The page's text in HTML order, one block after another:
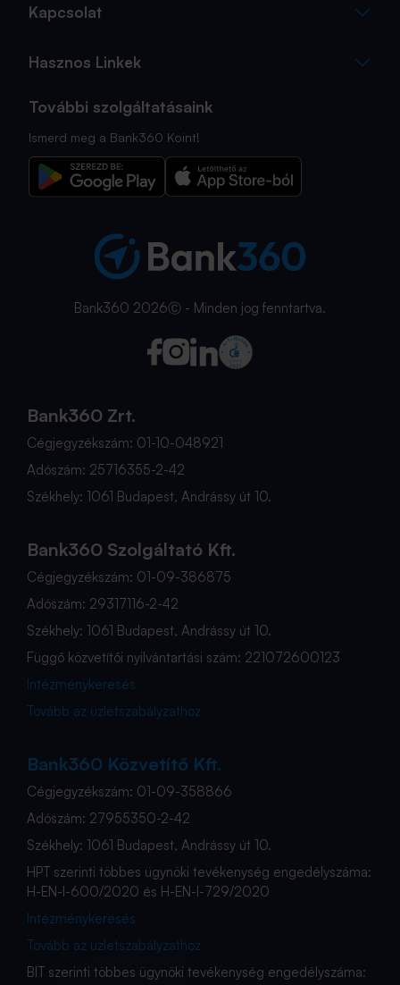
Kapcsolat
Hasznos Linkek
További szolgáltatásaink
Ismerd meg a Bank360 Koint!
Bank360 2026Ⓒ - Minden jog fenntartva.
Bank360 Zrt.
Cégjegyzékszám: 01-10-048921
Adószám: 25716355-2-42
Székhely: 1061 Budapest, Andrássy út 10.
Bank360 Szolgáltató Kft.
Cégjegyzékszám: 01-09-386875
Adószám: 29317116-2-42
Székhely: 1061 Budapest, Andrássy út 10.
Függő közvetítői nyilvántartási szám: 221072600123
Intézménykeresés
Tovább az üzletszabályzathoz
Bank360 Közvetítő Kft.
Cégjegyzékszám: 01-09-358866
Adószám: 27955350-2-42
Székhely: 1061 Budapest, Andrássy út 10.
HPT szerinti többes ügynöki tevékenység engedélyszáma:
H-EN-I-600/2020 és H-EN-I-729/2020
Intézménykeresés
Tovább az üzletszabályzathoz
BIT szerinti többes ügynöki tevékenység engedélyszáma: